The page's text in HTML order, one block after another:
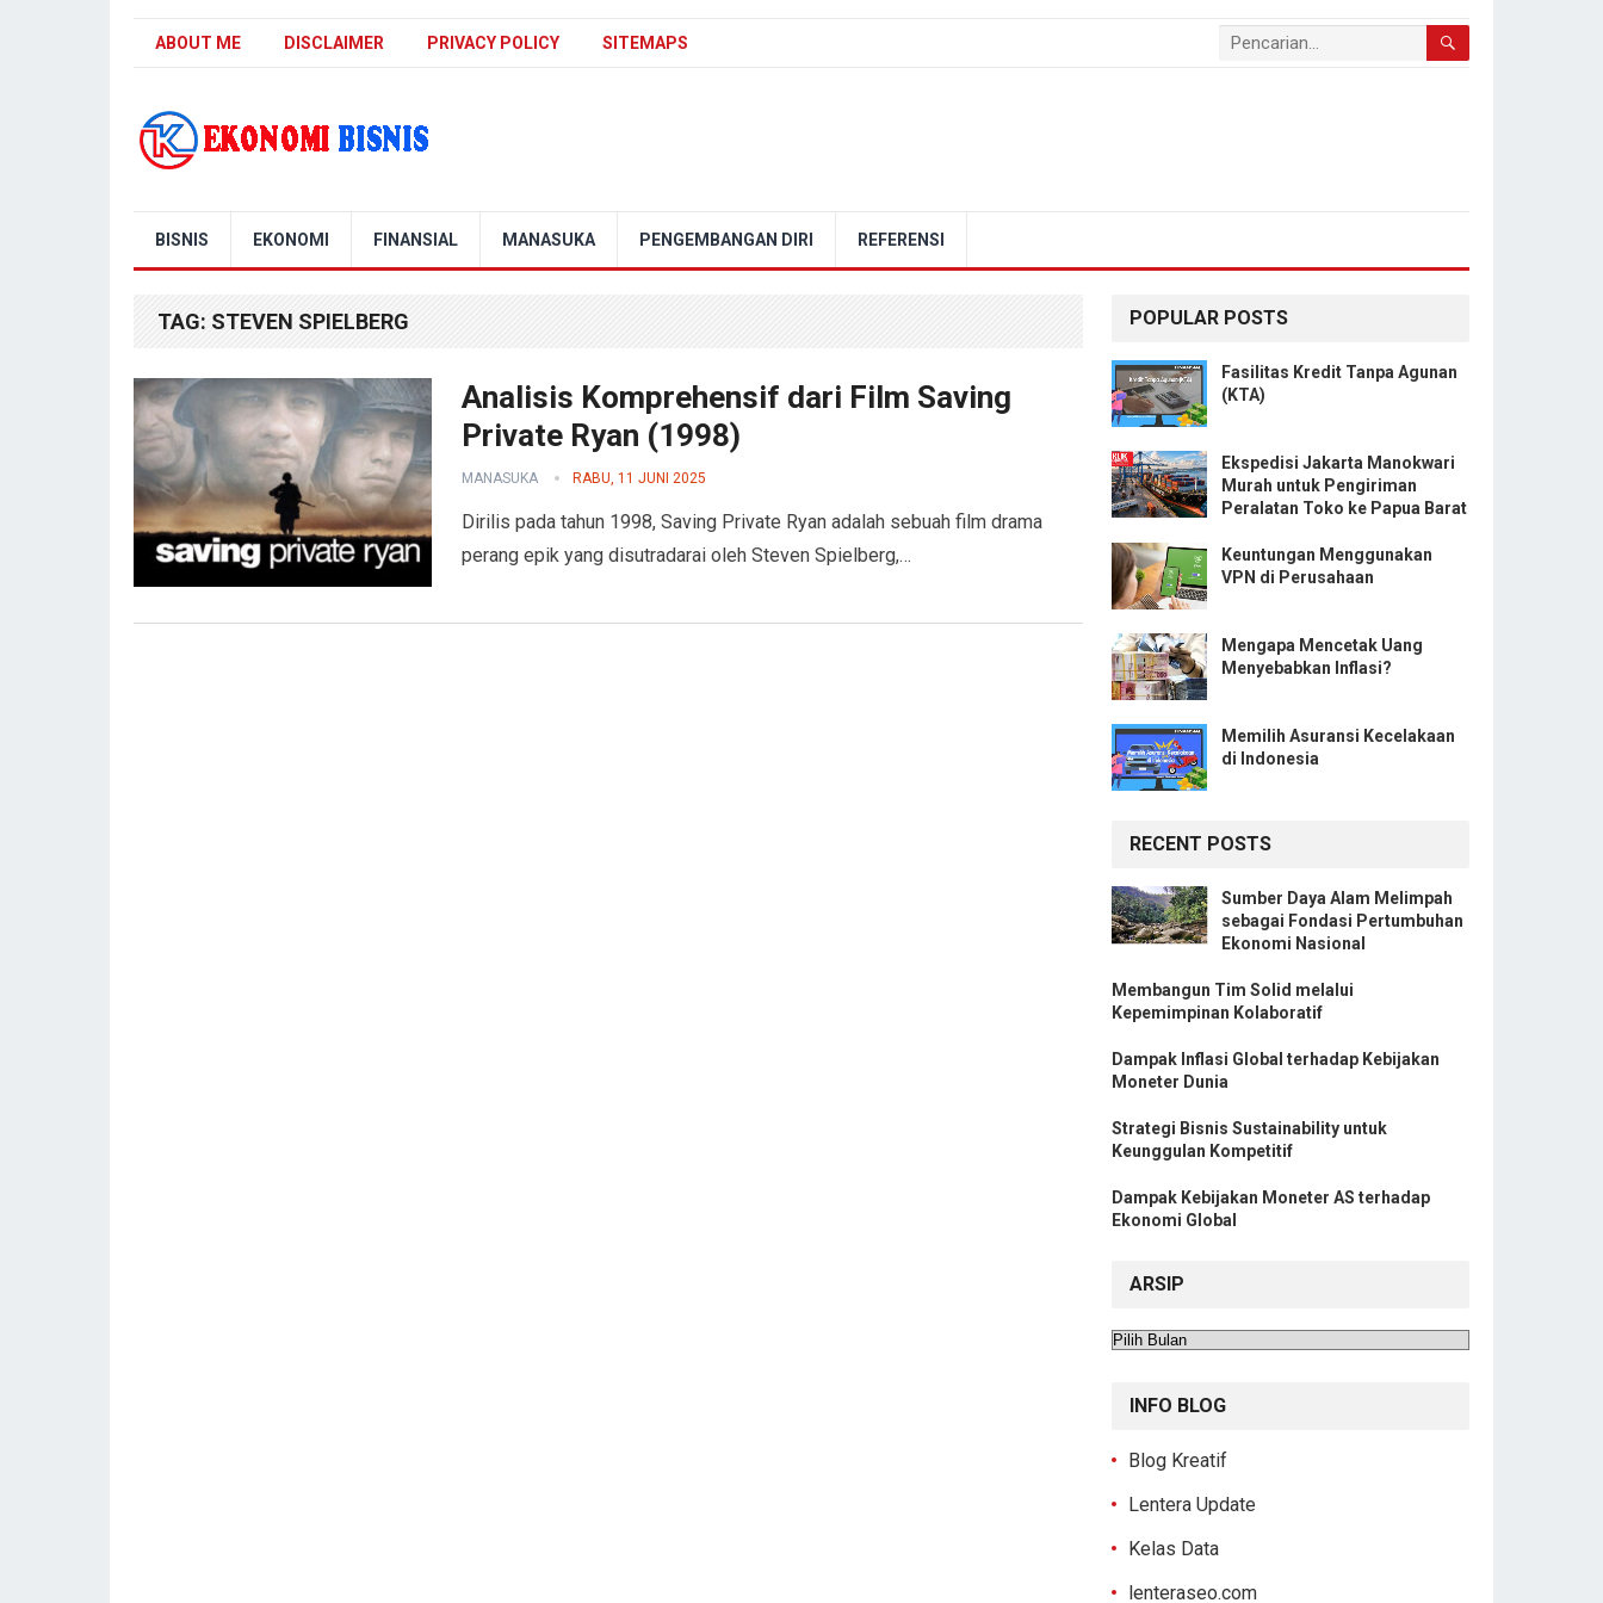
ABOUT ME DISCLAIMER PRIVACY POLICY SITEMAPS
BISNIS EKONOMI FINANSIAL MANASUKA PENGEMBANGAN DIRI REFERENSI
TAG: STEVEN SPIELBERG
Analisis Komprehensif dari Film Saving
Private Ryan (1998)
MANASUKA RABU, 11 JUNI 2025
Dirilis pada tahun 1998, Saving Private Ryan adalah sebuah film drama
perang epik yang disutradarai oleh Steven Spielberg,…
POPULAR POSTS
Fasilitas Kredit Tanpa Agunan
(KTA)
Ekspedisi Jakarta Manokwari
Murah untuk Pengiriman
Peralatan Toko ke Papua Barat
Keuntungan Menggunakan
VPN di Perusahaan
Mengapa Mencetak Uang
Menyebabkan Inflasi?
Memilih Asuransi Kecelakaan
di Indonesia
RECENT POSTS
Sumber Daya Alam Melimpah
sebagai Fondasi Pertumbuhan
Ekonomi Nasional
Membangun Tim Solid melalui
Kepemimpinan Kolaboratif
Dampak Inflasi Global terhadap Kebijakan
Moneter Dunia
Strategi Bisnis Sustainability untuk
Keunggulan Kompetitif
Dampak Kebijakan Moneter AS terhadap
Ekonomi Global
ARSIP
Arsip
INFO BLOG
Blog Kreatif
Lentera Update
Kelas Data
lenteraseo.com